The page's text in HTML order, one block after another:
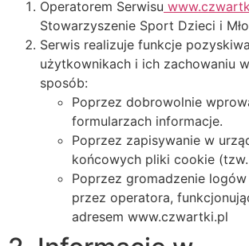
Operatorem Serwisu
Stowarzyszenie Sport Dzieci i
Serwis realizuje funkcje
użytkownikach i ich zachowaniu
sposób:
Poprzez dobrowolnie
formularzach informacje.
Poprzez zapisywanie w
końcowych pliki cookie (tzw.
Poprzez gromadzenie
przez operatora,
adresem www.czwartki.pl